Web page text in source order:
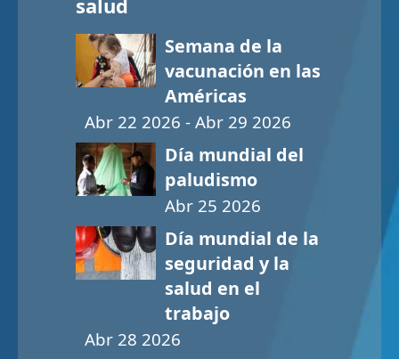
salud
Semana de la
vacunación en las
Américas
Abr 22 2026 - Abr 29 2026
Día mundial del
paludismo
Abr 25 2026
Día mundial de la
seguridad y la
salud en el
trabajo
Abr 28 2026